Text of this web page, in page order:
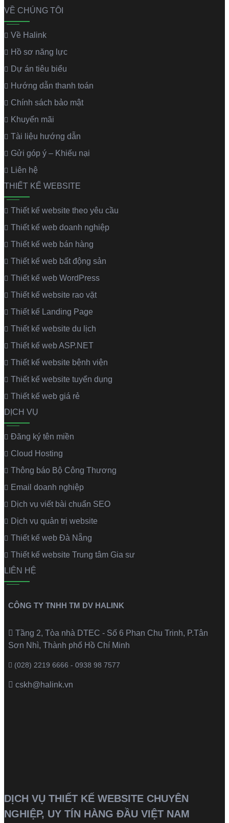
VỀ CHÚNG TÔI
Về Halink
Hồ sơ năng lực
Dự án tiêu biểu
Hướng dẫn thanh toán
Chính sách bảo mật
Khuyến mãi
Tài liệu hướng dẫn
Gửi góp ý – Khiếu nại
Liên hệ
THIẾT KẾ WEBSITE
Thiết kế website theo yêu cầu
Thiết kế web doanh nghiệp
Thiết kế web bán hàng
Thiết kế web bất động sản
Thiết kế web WordPress
Thiết kế website rao vặt
Thiết kế Landing Page
Thiết kế website du lịch
Thiết kế web ASP.NET
Thiết kế website bệnh viện
Thiết kế website tuyển dụng
Thiết kế web giá rẻ
DỊCH VỤ
Đăng ký tên miền
Cloud Hosting
Thông báo Bộ Công Thương
Email doanh nghiệp
Dịch vụ viết bài chuẩn SEO
Dịch vụ quản trị website
Thiết kế web Đà Nẵng
Thiết kế website Trung tâm Gia sư
LIÊN HỆ
CÔNG TY TNHH TM DV HALINK
Tầng 2, Tòa nhà DTEC - Số 6 Phan Chu Trinh, P.Tân
Sơn Nhì, Thành phố Hồ Chí Minh
(028) 2219 6666 - 0938 98 7577
cskh@halink.vn
DỊCH VỤ THIẾT KẾ WEBSITE CHUYÊN
NGHIỆP, UY TÍN HÀNG ĐẦU VIỆT NAM